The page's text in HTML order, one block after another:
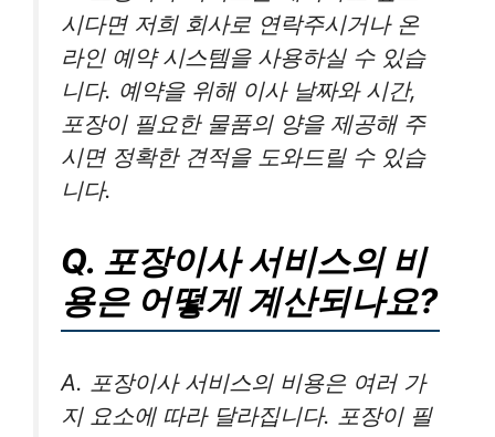
시다면 저희 회사로 연락주시거나 온
라인 예약 시스템을 사용하실 수 있습
니다. 예약을 위해 이사 날짜와 시간,
포장이 필요한 물품의 양을 제공해 주
시면 정확한 견적을 도와드릴 수 있습
니다.
Q. 포장이사 서비스의 비
용은 어떻게 계산되나요?
A. 포장이사 서비스의 비용은 여러 가
지 요소에 따라 달라집니다. 포장이 필